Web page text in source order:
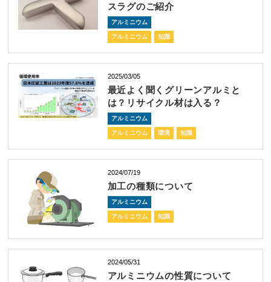
スラグのご紹介
アルミニウム
アルミニウム 知識
2025/03/05
最近よく聞くグリーンアルミと
は？リサイクル材は入る？
アルミニウム
アルミニウム 環境 知識
2024/07/19
加工の種類について
アルミニウム
アルミニウム 知識
2024/05/31
アルミニウムの性質について